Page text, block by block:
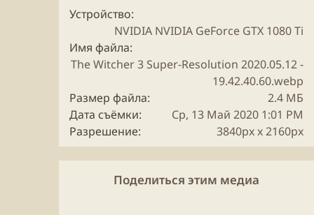
Устройство
NVIDIA NVIDIA GeForce GTX 1080 Ti
Имя файла
The Witcher 3 Super-Resolution 2020.05.12 -
19.42.40.60.webp
Размер файла
2.4 МБ
Дата съёмки
Ср, 13 Май 2020 1:01 PM
Разрешение
3840px x 2160px
Поделиться этим медиа